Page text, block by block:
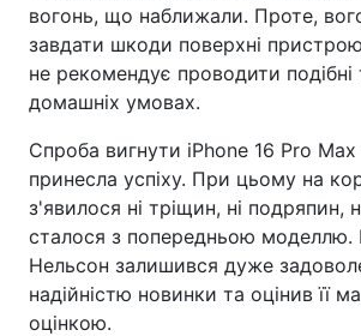
вогонь, що наближали. Проте,
завдати шкоди поверхні
не рекомендує проводити подібні
домашніх умовах.
Спроба вигнути iPhone 16 Pro
принесла успіху. При цьому на
з'явилося ні тріщин, ні подряпин,
сталося з попередньою моделлю.
Нельсон залишився дуже
надійністю новинки та оцінив її
оцінкою.